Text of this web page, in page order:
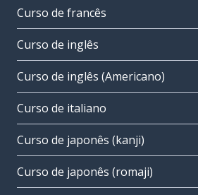
Curso de francês
Curso de inglês
Curso de inglês (Americano)
Curso de italiano
Curso de japonês (kanji)
Curso de japonês (romaji)